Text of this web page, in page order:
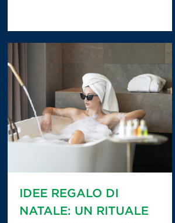
IDEE REGALO DI
NATALE: UN RITUALE